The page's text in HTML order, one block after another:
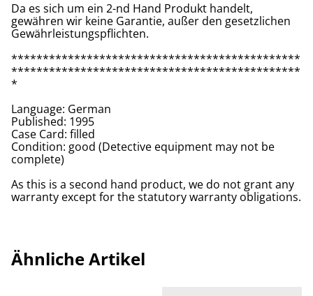
Da es sich um ein 2-nd Hand Produkt handelt,
gewähren wir keine Garantie, außer den gesetzlichen
Gewährleistungspflichten.
**********************************************
**********************************************
*
Language: German
Published: 1995
Case Card: filled
Condition: good (Detective equipment may not be
complete)
As this is a second hand product, we do not grant any
warranty except for the statutory warranty obligations.
Ähnliche Artikel